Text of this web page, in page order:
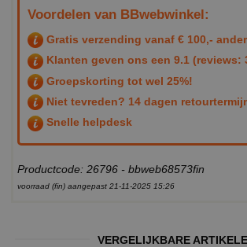
Voordelen van BBwebwinkel:
Gratis verzending vanaf € 100,-
Klanten geven ons een 9.1 (reviews:
Groepskorting tot wel 25%!
Niet tevreden? 14 dagen
Snelle helpdesk
Productcode: 26796 - bbweb68573fin
voorraad (fin) aangepast 21-11-2025 15:26
VERGELIJKBARE